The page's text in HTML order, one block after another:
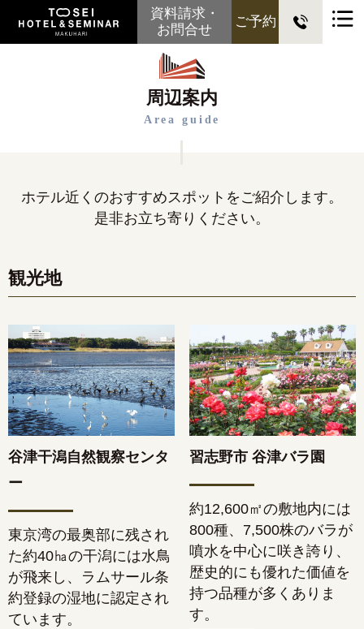
資料請求・
お問合せ
ご予約
周辺案内
Area guide
ホテル近くのおすすめスポットをご紹介します。
是非お立ち寄りください。
観光地
谷津干潟自然観察センタ
ー
東京湾の最奥部に残され
た約40㏊の干潟には水鳥
が飛来し、ラムサール条
約登録の湿地に認定され
ています。
習志野市 谷津バラ園
約12,600㎡の敷地内には
800種、7,500株のバラが
噴水を中心に咲き誇り、
歴史的にも優れた価値を
持つ品種が多くありま
す。